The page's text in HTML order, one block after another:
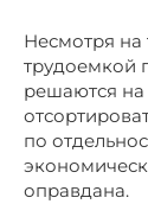
Несмотря на
трудоемкой
решаются
по
оправдана.